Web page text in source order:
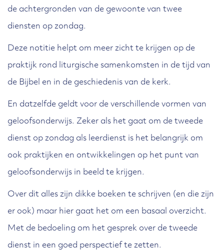
de achtergronden van de gewoonte van twee
diensten op zondag.
Deze notitie helpt om meer zicht te krijgen op de
praktijk rond liturgische samenkomsten in de tijd van
de Bijbel en in de geschiedenis van de kerk.
En datzelfde geldt voor de verschillende vormen van
geloofsonderwijs. Zeker als het gaat om de tweede
dienst op zondag als leerdienst is het belangrijk om
ook praktijken en ontwikkelingen op het punt van
geloofsonderwijs in beeld te krijgen.
Over dit alles zijn dikke boeken te schrijven (en die zijn
er ook) maar hier gaat het om een basaal overzicht.
Met de bedoeling om het gesprek over de tweede
dienst in een goed perspectief te zetten.